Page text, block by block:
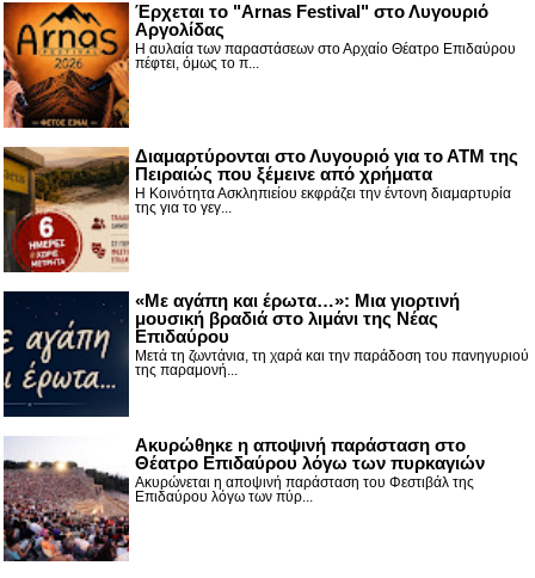
Έρχεται το "Arnas Festival" στο Λυγουριό
Αργολίδας
Η αυλαία των παραστάσεων στο Αρχαίο Θέατρο Επιδαύρου
πέφτει, όμως το π...
Διαμαρτύρονται στο Λυγουριό για το ΑΤΜ της
Πειραιώς που ξέμεινε από χρήματα
Η Κοινότητα Ασκληπιείου εκφράζει την έντονη διαμαρτυρία
της για το γεγ...
«Με αγάπη και έρωτα…»: Μια γιορτινή
μουσική βραδιά στο λιμάνι της Νέας
Επιδαύρου
Μετά τη ζωντάνια, τη χαρά και την παράδοση του πανηγυριού
της παραμονή...
Ακυρώθηκε η αποψινή παράσταση στο
Θέατρο Επιδαύρου λόγω των πυρκαγιών
Ακυρώνεται η αποψινή παράσταση του Φεστιβάλ της
Επιδαύρου λόγω των πύρ...